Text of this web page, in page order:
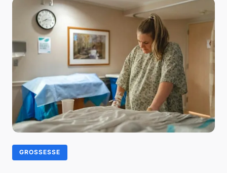
GROSSESSE